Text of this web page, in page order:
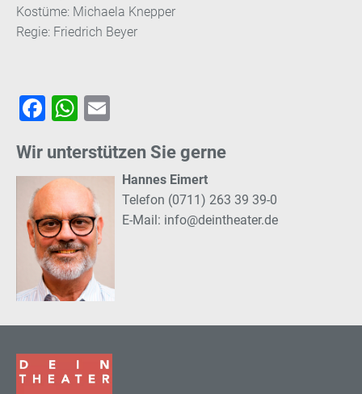
Kostüme: Michaela Knepper
Regie: Friedrich Beyer
Facebook
WhatsApp
Wir unterstützen Sie gerne
Hannes Eimert
Telefon (0711) 263 39 39-0
E-Mail: info@deintheater.de